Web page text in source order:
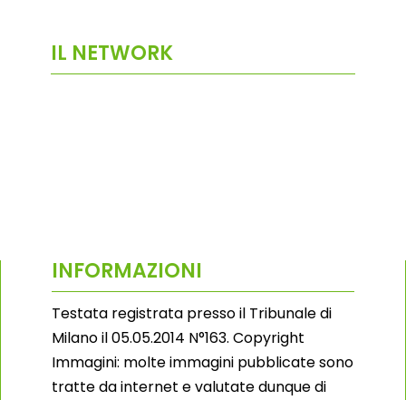
IL NETWORK
INFORMAZIONI
Testata registrata presso il Tribunale di
Milano il 05.05.2014 N°163. Copyright
Immagini: molte immagini pubblicate sono
tratte da internet e valutate dunque di